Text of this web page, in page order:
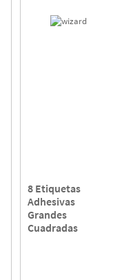
8 Etiquetas
Adhesivas
Grandes
Cuadradas